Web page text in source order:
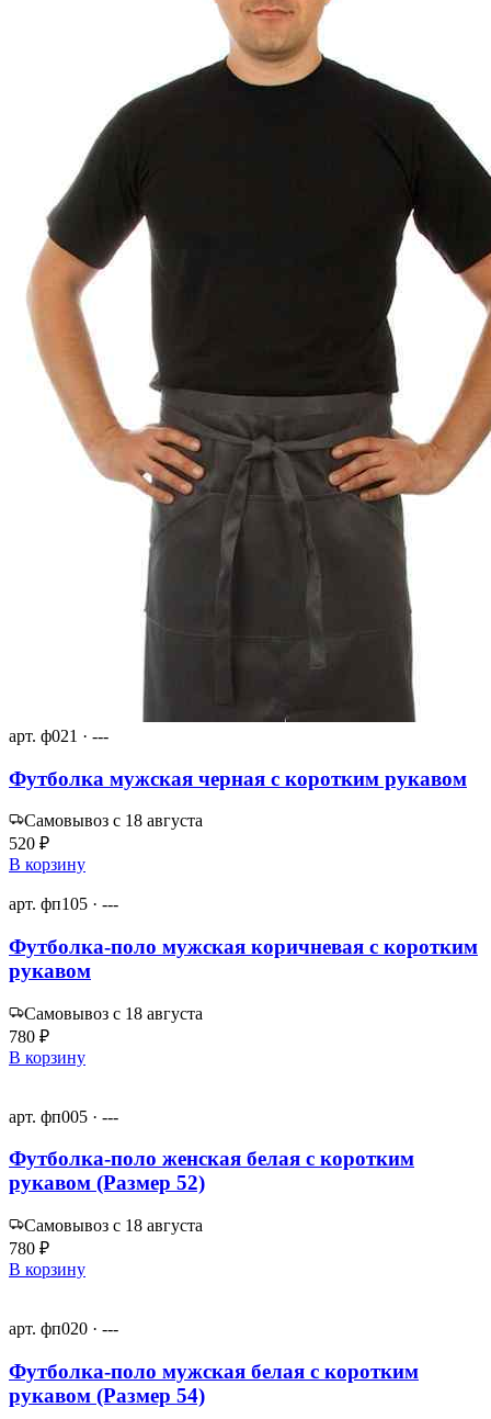
арт. ф021 · ---
Футболка мужская черная с коротким рукавом
Самовывоз с 18 августа
520 ₽
В корзину
арт. фп105 · ---
Футболка-поло мужская коричневая с коротким
рукавом
Самовывоз с 18 августа
780 ₽
В корзину
арт. фп005 · ---
Футболка-поло женская белая с коротким
рукавом (Размер 52)
Самовывоз с 18 августа
780 ₽
В корзину
арт. фп020 · ---
Футболка-поло мужская белая с коротким
рукавом (Размер 54)